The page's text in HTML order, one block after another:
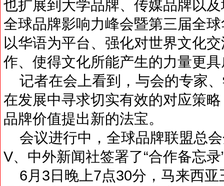
也扩展到大学品牌、传媒品牌以
全球品牌影响力峰会暨第三届全
以华语为平台、强化对世界文化
作、使得文化所能产生的力量
记者在会上看到，与会的专家
在发展中寻求切实有效的对应策
品牌价值提出新的法宝。
会议进行中，全球品牌联盟总
V、中外新闻社签署了“合作备忘
6月3日晚上7点30分，马来西亚